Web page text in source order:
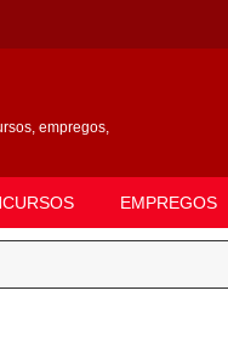
empregos,
EMPREGOS